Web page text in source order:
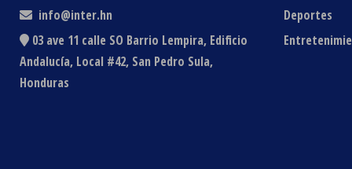
info@inter.hn
03 ave 11 calle SO Barrio Lempira, Edificio
Andalucía, Local #42, San Pedro Sula,
Honduras
Deportes